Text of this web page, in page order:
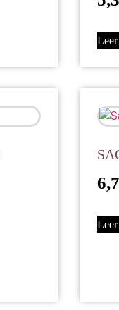
Leer
Leer